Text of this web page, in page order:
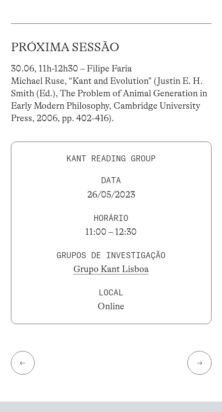
PRÓXIMA SESSÃO
30.06, 11h-12h30 – Filipe Faria
Michael Ruse, “Kant and Evolution” (Justin E. H.
Smith (Ed.), The Problem of Animal Generation in
Early Modern Philosophy, Cambridge University
Press, 2006, pp. 402-416).
KANT READING GROUP
DATA
26/05/2023
HORÁRIO
11:00 – 12:30
GRUPOS DE INVESTIGAÇÃO
Grupo Kant Lisboa
LOCAL
Online
← →